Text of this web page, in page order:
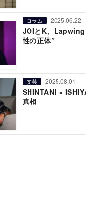
コラム 2025.06.22
JOIとK、Lapwing
性の正体”
文芸 2025.08.01
SHINTANI ×
真相